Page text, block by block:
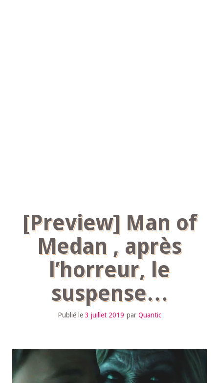
[Preview] Man of
Medan , après
l’horreur, le
suspense…
Publié le 3 juillet 2019 par Quantic